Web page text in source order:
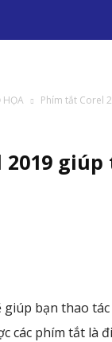
HỌA Phím tắt Corel
2019
giúp bạn thao
các phím tắt